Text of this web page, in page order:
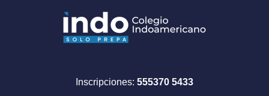
Inscripciones: 555370 5433